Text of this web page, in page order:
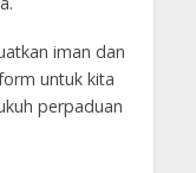
iman dan
untuk kita
perpaduan